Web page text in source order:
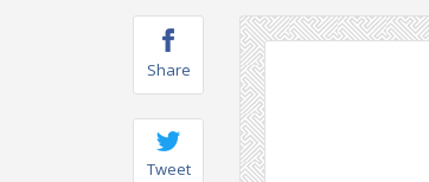
Share
Tweet